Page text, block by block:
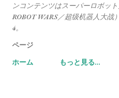
ンコンテンツはスーパーロボット
ROBOT WARS／超级机器人大战
4。
ページ
ホーム
もっと見る…